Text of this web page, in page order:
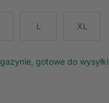
L XL
gotowe do wysyłki